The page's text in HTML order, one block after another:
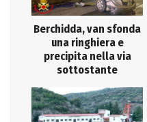
Berchidda, van sfonda
una ringhiera e
precipita nella via
sottostante